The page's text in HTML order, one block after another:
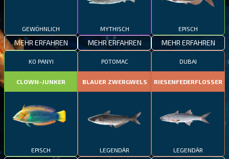
GEWÖHNLICH
MEHR ERFAHREN
MYTHISCH
MEHR ERFAHREN
EPISCH
MEHR ERFAHREN
KO PANYI
CLOWN-JUNKER
EPISCH
POTOMAC
BLAUER ZWERGWELS
LEGENDÄR
DUBAI
RIESENFEDERFLOSSER
LEGENDÄR